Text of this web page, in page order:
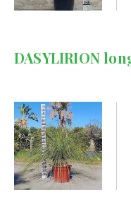
DASYLIRION